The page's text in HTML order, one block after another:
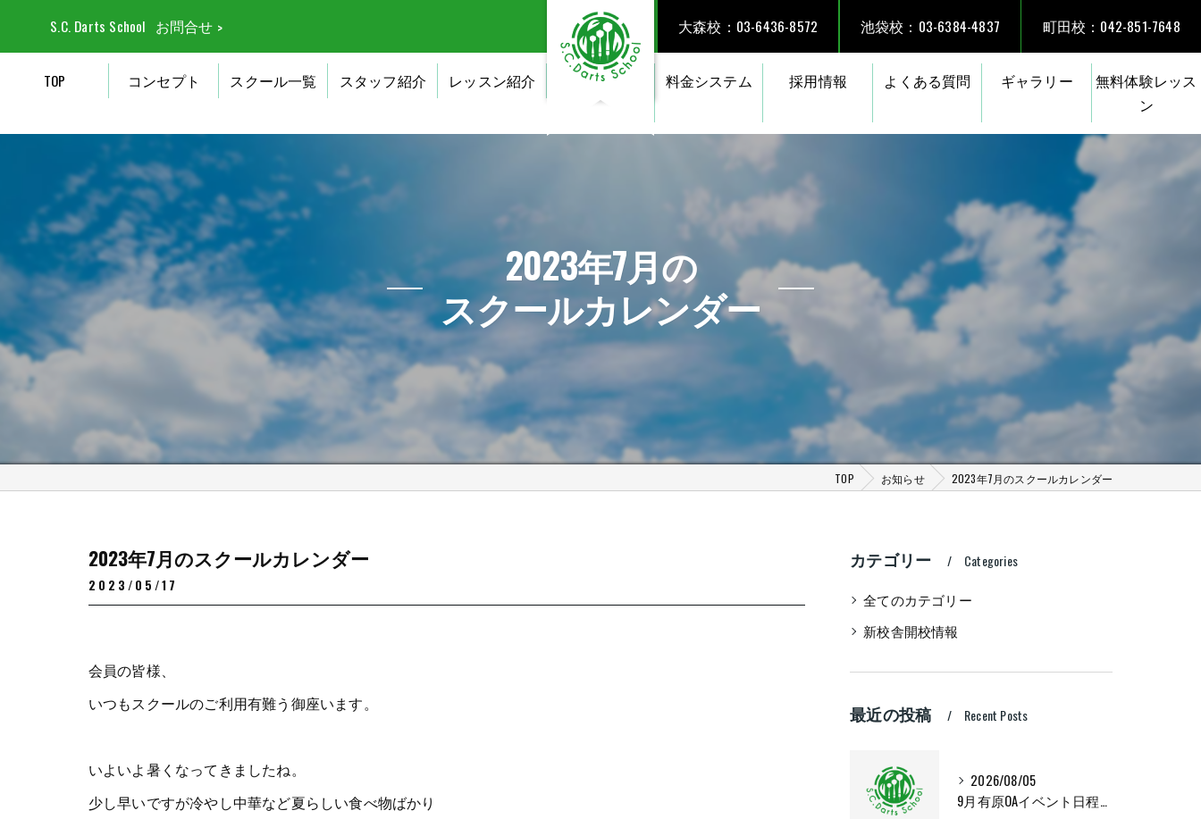
S.C. Darts School お問合せ 大森校：03-6436-8572 池袋校：03-6384-4837 町田校：042-851-7648
TOP コンセプト スクール一覧 スタッフ紹介 レッスン紹介 料金システム 採用情報 よくある質問 ギャラリー
無料体験レッス
ン
2023年7月の
スクールカレンダー
TOP お知らせ 2023年7月のスクールカレンダー
2023年7月のスクールカレンダー
2023/05/17
会員の皆様、
いつもスクールのご利用有難う御座います。
いよいよ暑くなってきましたね。
少し早いですが冷やし中華など夏らしい食べ物ばかり
カテゴリー Categories
全てのカテゴリー
新校舎開校情報
最近の投稿 Recent Posts
2026/08/05
9月有原OAイベント日程変更のお知らせ